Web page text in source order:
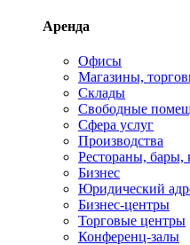
Аренда
Офисы
Магазины,
Склады
Свободные
Сфера услуг
Производства
Рестораны, бары,
Бизнес
Юридический
Бизнес-центры
Торговые центры
Конференц-залы